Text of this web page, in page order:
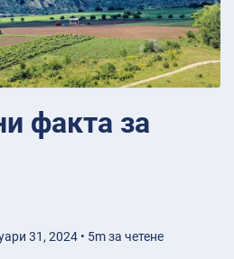
факта за
31, 2024 • 5m за четене